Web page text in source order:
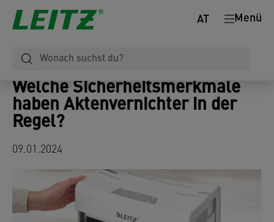
Menü
AT
Welche Sicherheitsmerkmale
haben Aktenvernichter in der
Regel?
09.01.2024